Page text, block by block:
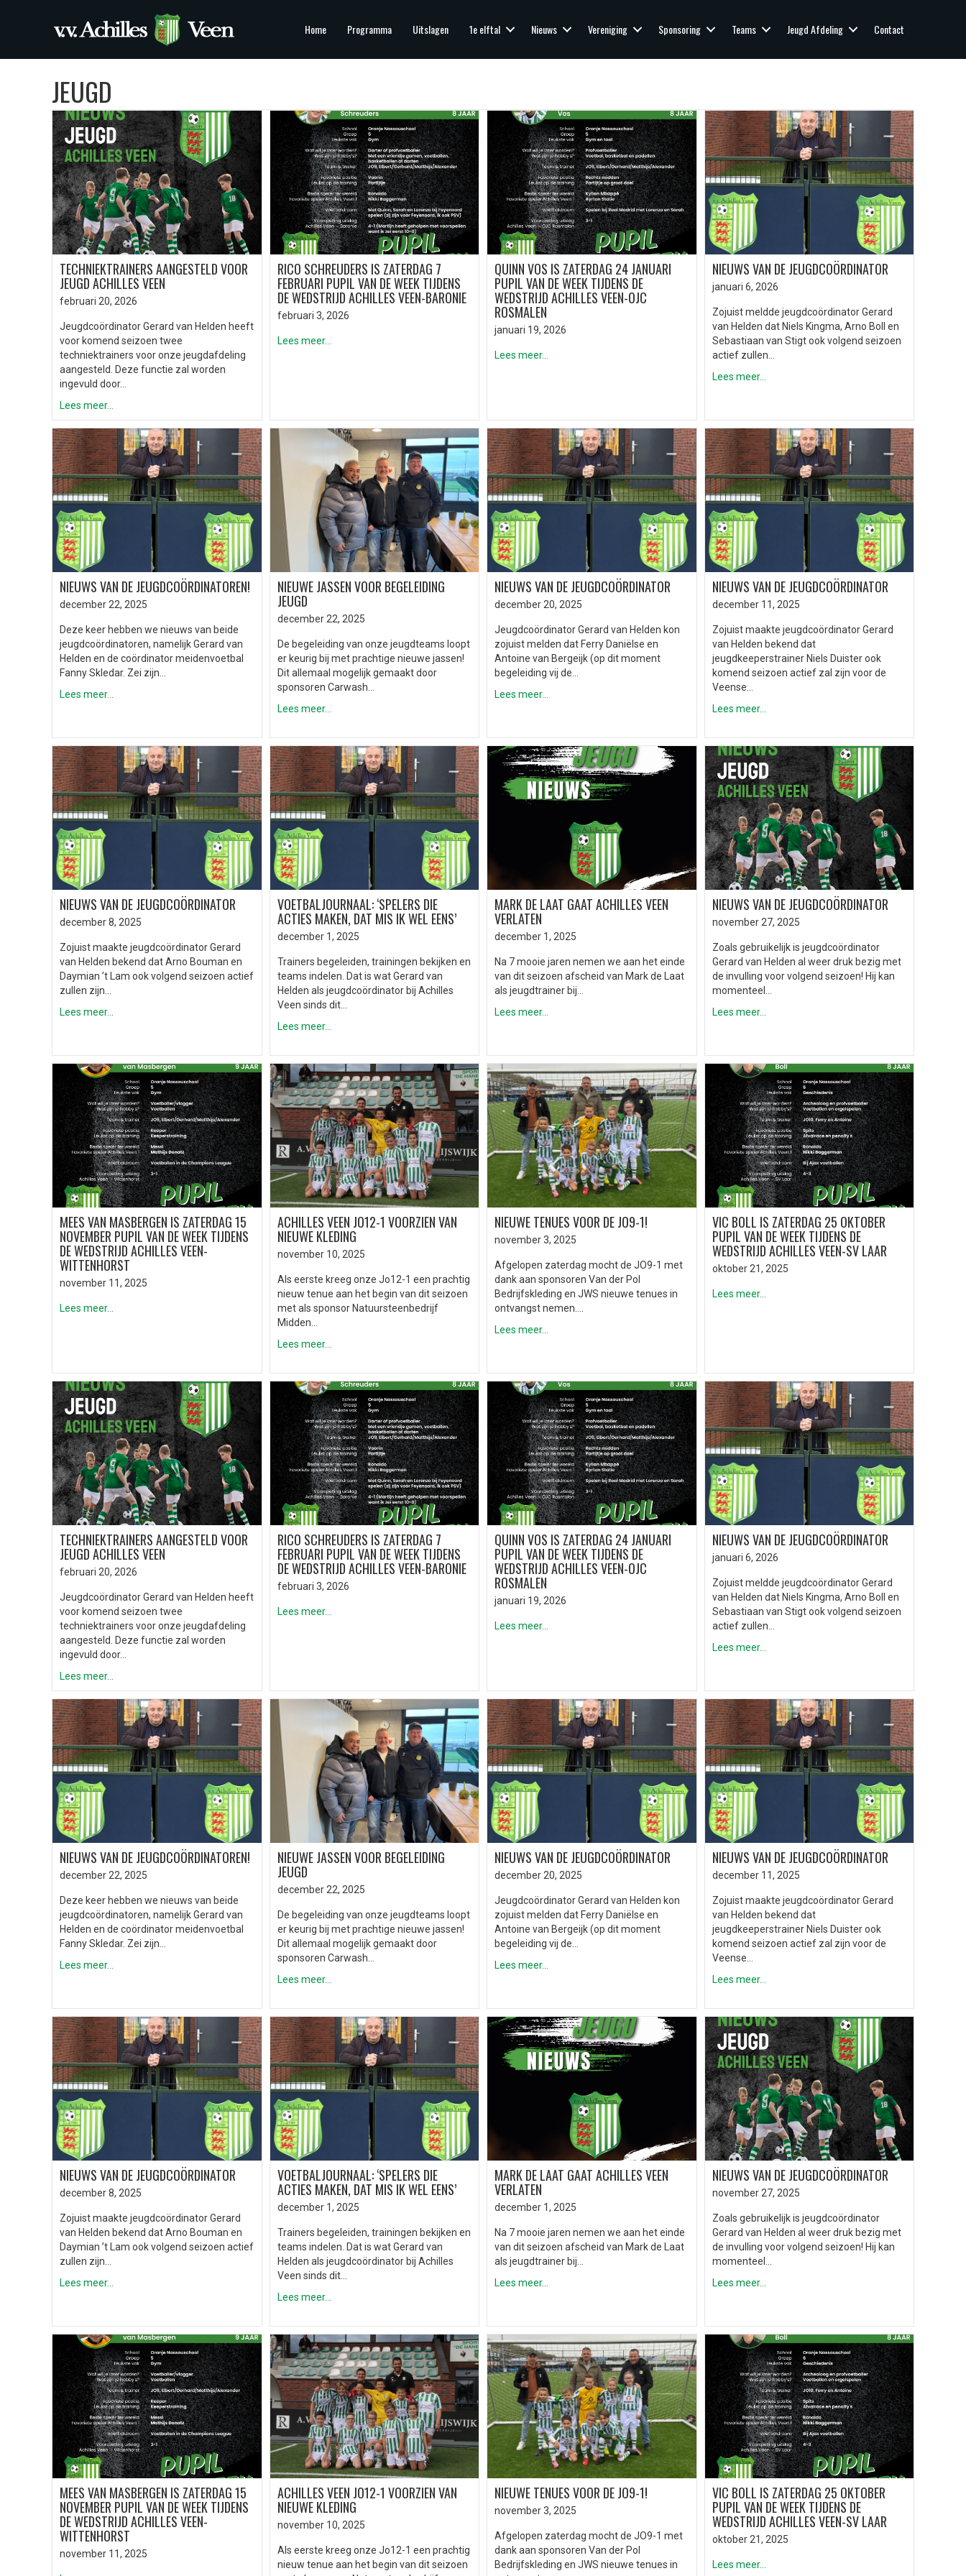
Home Programma Uitslagen 1e elftal Nieuws Vereniging Sponsoring Teams Jeugd Afdeling Contact
JEUGD
TECHNIEKTRAINERS AANGESTELD VOOR
JEUGD ACHILLES VEEN
februari 20, 2026
Jeugdcoördinator Gerard van Helden heeft
voor komend seizoen twee
techniektrainers voor onze jeugdafdeling
aangesteld. Deze functie zal worden
ingevuld door…
Lees meer...
RICO SCHREUDERS IS ZATERDAG 7
FEBRUARI PUPIL VAN DE WEEK TIJDENS
DE WEDSTRIJD ACHILLES VEEN-BARONIE
februari 3, 2026
Lees meer...
QUINN VOS IS ZATERDAG 24 JANUARI
PUPIL VAN DE WEEK TIJDENS DE
WEDSTRIJD ACHILLES VEEN-OJC
ROSMALEN
januari 19, 2026
Lees meer...
NIEUWS VAN DE JEUGDCOÖRDINATOR
januari 6, 2026
Zojuist meldde jeugdcoördinator Gerard
van Helden dat Niels Kingma, Arno Boll en
Sebastiaan van Stigt ook volgend seizoen
actief zullen…
Lees meer...
NIEUWS VAN DE JEUGDCOÖRDINATOREN!
december 22, 2025
Deze keer hebben we nieuws van beide
jeugdcoördinatoren, namelijk Gerard van
Helden en de coördinator meidenvoetbal
Fanny Skledar. Zei zijn…
Lees meer...
NIEUWE JASSEN VOOR BEGELEIDING
JEUGD
december 22, 2025
De begeleiding van onze jeugdteams loopt
er keurig bij met prachtige nieuwe jassen!
Dit allemaal mogelijk gemaakt door
sponsoren Carwash…
Lees meer...
NIEUWS VAN DE JEUGDCOÖRDINATOR
december 20, 2025
Jeugdcoördinator Gerard van Helden kon
zojuist melden dat Ferry Daniëlse en
Antoine van Bergeijk (op dit moment
begeleiding vij de…
Lees meer...
NIEUWS VAN DE JEUGDCOÖRDINATOR
december 11, 2025
Zojuist maakte jeugdcoördinator Gerard
van Helden bekend dat
jeugdkeeperstrainer Niels Duister ook
komend seizoen actief zal zijn voor de
Veense…
Lees meer...
NIEUWS VAN DE JEUGDCOÖRDINATOR
december 8, 2025
Zojuist maakte jeugdcoördinator Gerard
van Helden bekend dat Arno Bouman en
Daymian ’t Lam ook volgend seizoen actief
zullen zijn…
Lees meer...
VOETBALJOURNAAL: ‘SPELERS DIE
ACTIES MAKEN, DAT MIS IK WEL EENS’
december 1, 2025
Trainers begeleiden, trainingen bekijken en
teams indelen. Dat is wat Gerard van
Helden als jeugdcoördinator bij Achilles
Veen sinds dit…
Lees meer...
MARK DE LAAT GAAT ACHILLES VEEN
VERLATEN
december 1, 2025
Na 7 mooie jaren nemen we aan het einde
van dit seizoen afscheid van Mark de Laat
als jeugdtrainer bij…
Lees meer...
NIEUWS VAN DE JEUGDCOÖRDINATOR
november 27, 2025
Zoals gebruikelijk is jeugdcoördinator
Gerard van Helden al weer druk bezig met
de invulling voor volgend seizoen! Hij kan
momenteel…
Lees meer...
MEES VAN MASBERGEN IS ZATERDAG 15
NOVEMBER PUPIL VAN DE WEEK TIJDENS
DE WEDSTRIJD ACHILLES VEEN-
WITTENHORST
november 11, 2025
Lees meer...
ACHILLES VEEN JO12-1 VOORZIEN VAN
NIEUWE KLEDING
november 10, 2025
Als eerste kreeg onze Jo12-1 een prachtig
nieuw tenue aan het begin van dit seizoen
met als sponsor Natuursteenbedrijf
Midden…
Lees meer...
NIEUWE TENUES VOOR DE JO9-1!
november 3, 2025
Afgelopen zaterdag mocht de JO9-1 met
dank aan sponsoren Van der Pol
Bedrijfskleding en JWS nieuwe tenues in
ontvangst nemen….
Lees meer...
VIC BOLL IS ZATERDAG 25 OKTOBER
PUPIL VAN DE WEEK TIJDENS DE
WEDSTRIJD ACHILLES VEEN-SV LAAR
oktober 21, 2025
Lees meer...
TECHNIEKTRAINERS AANGESTELD VOOR
JEUGD ACHILLES VEEN
februari 20, 2026
Jeugdcoördinator Gerard van Helden heeft
voor komend seizoen twee
techniektrainers voor onze jeugdafdeling
aangesteld. Deze functie zal worden
ingevuld door…
Lees meer...
RICO SCHREUDERS IS ZATERDAG 7
FEBRUARI PUPIL VAN DE WEEK TIJDENS
DE WEDSTRIJD ACHILLES VEEN-BARONIE
februari 3, 2026
Lees meer...
QUINN VOS IS ZATERDAG 24 JANUARI
PUPIL VAN DE WEEK TIJDENS DE
WEDSTRIJD ACHILLES VEEN-OJC
ROSMALEN
januari 19, 2026
Lees meer...
NIEUWS VAN DE JEUGDCOÖRDINATOR
januari 6, 2026
Zojuist meldde jeugdcoördinator Gerard
van Helden dat Niels Kingma, Arno Boll en
Sebastiaan van Stigt ook volgend seizoen
actief zullen…
Lees meer...
NIEUWS VAN DE JEUGDCOÖRDINATOREN!
december 22, 2025
Deze keer hebben we nieuws van beide
jeugdcoördinatoren, namelijk Gerard van
Helden en de coördinator meidenvoetbal
Fanny Skledar. Zei zijn…
Lees meer...
NIEUWE JASSEN VOOR BEGELEIDING
JEUGD
december 22, 2025
De begeleiding van onze jeugdteams loopt
er keurig bij met prachtige nieuwe jassen!
Dit allemaal mogelijk gemaakt door
sponsoren Carwash…
Lees meer...
NIEUWS VAN DE JEUGDCOÖRDINATOR
december 20, 2025
Jeugdcoördinator Gerard van Helden kon
zojuist melden dat Ferry Daniëlse en
Antoine van Bergeijk (op dit moment
begeleiding vij de…
Lees meer...
NIEUWS VAN DE JEUGDCOÖRDINATOR
december 11, 2025
Zojuist maakte jeugdcoördinator Gerard
van Helden bekend dat
jeugdkeeperstrainer Niels Duister ook
komend seizoen actief zal zijn voor de
Veense…
Lees meer...
NIEUWS VAN DE JEUGDCOÖRDINATOR
december 8, 2025
Zojuist maakte jeugdcoördinator Gerard
van Helden bekend dat Arno Bouman en
Daymian ’t Lam ook volgend seizoen actief
zullen zijn…
Lees meer...
VOETBALJOURNAAL: ‘SPELERS DIE
ACTIES MAKEN, DAT MIS IK WEL EENS’
december 1, 2025
Trainers begeleiden, trainingen bekijken en
teams indelen. Dat is wat Gerard van
Helden als jeugdcoördinator bij Achilles
Veen sinds dit…
Lees meer...
MARK DE LAAT GAAT ACHILLES VEEN
VERLATEN
december 1, 2025
Na 7 mooie jaren nemen we aan het einde
van dit seizoen afscheid van Mark de Laat
als jeugdtrainer bij…
Lees meer...
NIEUWS VAN DE JEUGDCOÖRDINATOR
november 27, 2025
Zoals gebruikelijk is jeugdcoördinator
Gerard van Helden al weer druk bezig met
de invulling voor volgend seizoen! Hij kan
momenteel…
Lees meer...
MEES VAN MASBERGEN IS ZATERDAG 15
NOVEMBER PUPIL VAN DE WEEK TIJDENS
DE WEDSTRIJD ACHILLES VEEN-
WITTENHORST
november 11, 2025
ACHILLES VEEN JO12-1 VOORZIEN VAN
NIEUWE KLEDING
november 10, 2025
Als eerste kreeg onze Jo12-1 een prachtig
nieuw tenue aan het begin van dit seizoen
NIEUWE TENUES VOOR DE JO9-1!
november 3, 2025
Afgelopen zaterdag mocht de JO9-1 met
dank aan sponsoren Van der Pol
Bedrijfskleding en JWS nieuwe tenues in
VIC BOLL IS ZATERDAG 25 OKTOBER
PUPIL VAN DE WEEK TIJDENS DE
WEDSTRIJD ACHILLES VEEN-SV LAAR
oktober 21, 2025
Lees meer...